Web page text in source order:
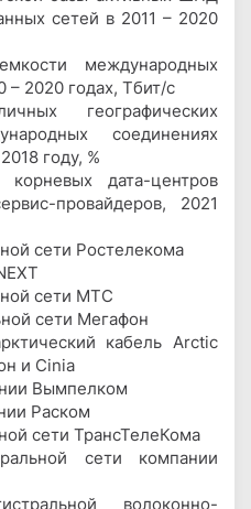
сетей в 2011 – 2020
международных
– 2020 годах, Тбит/с
географических
соединениях
году, %
дата-центров
провайдеров, 2021
сети Ростелекома
сети МТС
сети Мегафон
кабель Arctic
и Cinia
Вымпелком
Раском
сети ТрансТелеКома
сети компании
волоконно-